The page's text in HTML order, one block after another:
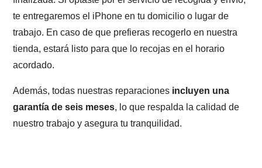
te entregaremos el iPhone en tu domicilio o lugar de
trabajo. En caso de que prefieras recogerlo en nuestra
tienda, estará listo para que lo recojas en el horario
acordado.
Además, todas nuestras reparaciones incluyen una
garantía de seis meses, lo que respalda la calidad de
nuestro trabajo y asegura tu tranquilidad.